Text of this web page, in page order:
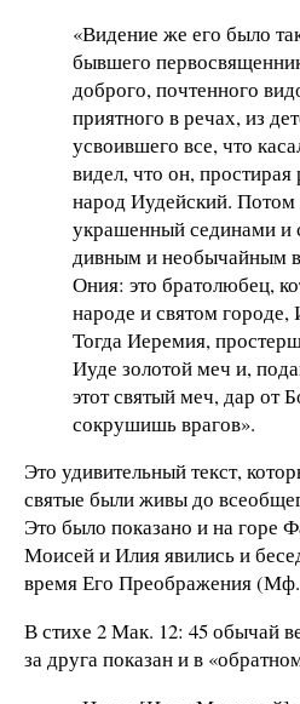
«Видение же его было
бывшего
доброго, почтенного
приятного в речах, из
усвоившего все, что
видел, что он, простирая
народ Иудейский.
украшенный сединами
дивным и необычайным
Ония: это братолюбец,
народе и святом
Тогда Иеремия,
Иуде золотой меч и,
этот святый меч, дар от
сокрушишь врагов».
Это удивительный текст,
святые были живы до
Это было показано и на горе
Моисей и Илия явились и
время Его Преображения (Мф.
В стихе 2 Мак. 12: 45 обычай
за друга показан и в